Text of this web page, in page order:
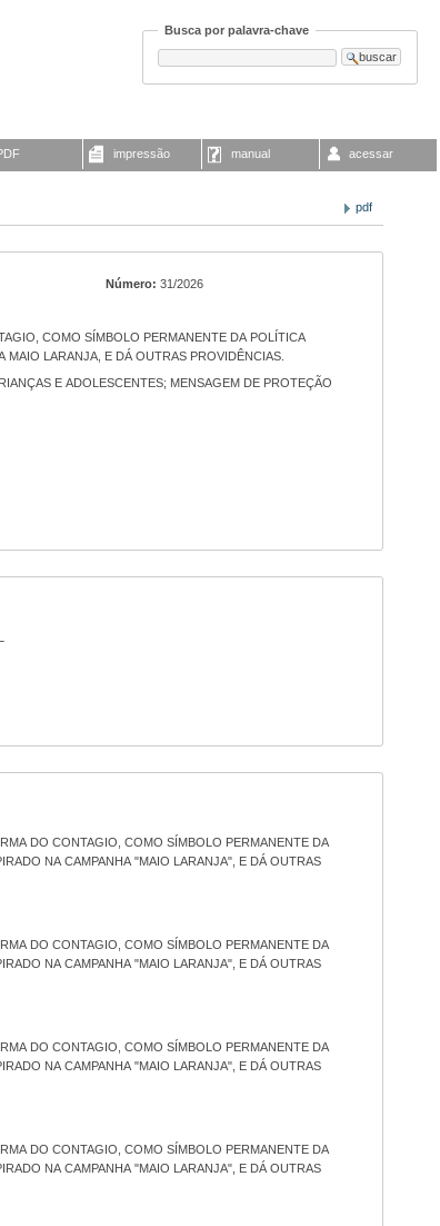
Busca por palavra-chave
impressão manual acessar
pdf
Número: 31/2026
LARANJA, E DÁ OUTRAS PROVIDÊNCIAS.
DO CONTAGIO, COMO SÍMBOLO PERMANENTE DA
NA CAMPANHA "MAIO LARANJA", E DÁ OUTRAS
DO CONTAGIO, COMO SÍMBOLO PERMANENTE DA
NA CAMPANHA "MAIO LARANJA", E DÁ OUTRAS
DO CONTAGIO, COMO SÍMBOLO PERMANENTE DA
NA CAMPANHA "MAIO LARANJA", E DÁ OUTRAS
DO CONTAGIO, COMO SÍMBOLO PERMANENTE DA
NA CAMPANHA "MAIO LARANJA", E DÁ OUTRAS